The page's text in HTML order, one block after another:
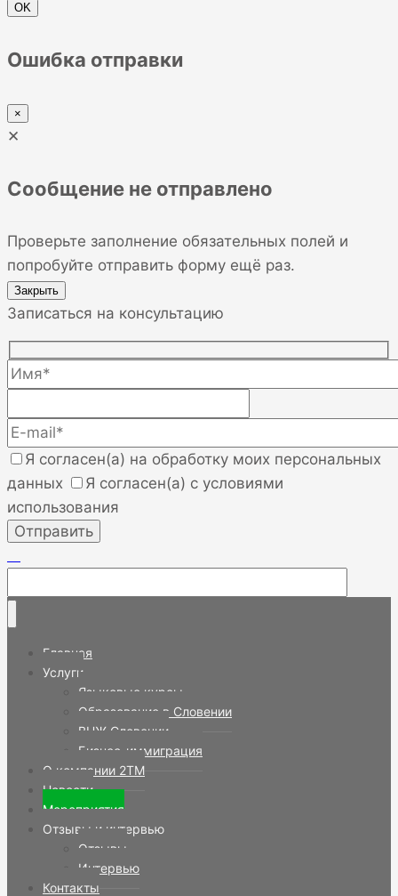
OK
Ошибка отправки
×
✕
Сообщение не отправлено
Проверьте заполнение обязательных полей и
попробуйте отправить форму ещё раз.
Закрыть
Записаться на консультацию
Я согласен(а) на обработку моих персональных
данных
Я согласен(а) с условиями
использования
Главная
Услуги
Языковые курсы
Образование в Словении
ВНЖ Словении
Бизнес-иммиграция
О компании 2TM
Новости
Мероприятия
Отзывы и интервью
Отзывы
Интервью
Контакты